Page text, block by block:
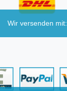
Wir versenden mit: